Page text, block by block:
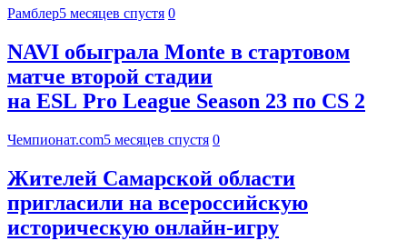
Рамблер5 месяцев спустя 0
NAVI обыграла Monte в стартовом
матче второй стадии
на ESL Pro League Season 23 по CS 2
Чемпионат.com5 месяцев спустя 0
Жителей Самарской области
пригласили на всероссийскую
историческую онлайн-игру